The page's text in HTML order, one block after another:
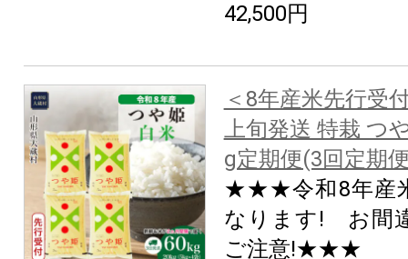
42,500円
＜8年産米先行受
上旬発送 特栽 つ
g定期便(3回定期
★★★令和8年産
なります! お間
ご注意!★★★